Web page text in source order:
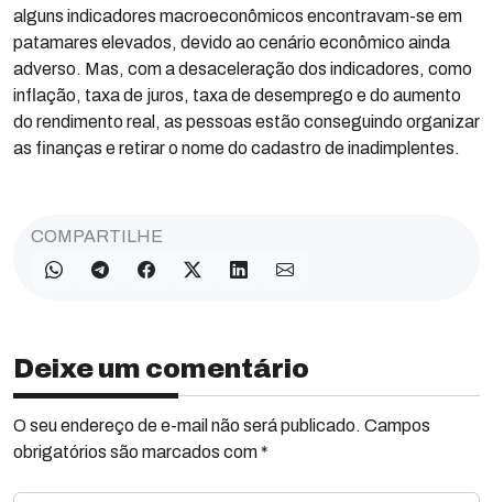
alguns indicadores macroeconômicos encontravam-se em
patamares elevados, devido ao cenário econômico ainda
adverso. Mas, com a desaceleração dos indicadores, como
inflação, taxa de juros, taxa de desemprego e do aumento
do rendimento real, as pessoas estão conseguindo organizar
as finanças e retirar o nome do cadastro de inadimplentes.
COMPARTILHE
Deixe um comentário
O seu endereço de e-mail não será publicado. Campos
obrigatórios são marcados com *